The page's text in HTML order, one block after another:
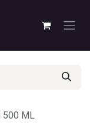
500 ML